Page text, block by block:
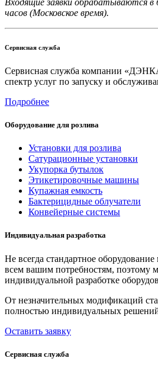
Входящие заявки обрабатываются в
часов (Московское время).
Сервисная служба
Сервисная служба компании
спектр услуг по запуску и
Подробнее
Оборудование для розлива
Установки для розлива
Сатурационные установки
Укупорка бутылок
Этикетировочные машины
Купажная емкость
Бактерицидные облучатели
Конвейерные системы
Индивидуальная разработка
Не всегда стандартное оборудование
всем вашим потребностям, поэтому
индивидуальной разработке
От незначительных модификаций
полностью индивидуальных
Оставить заявку
Сервисная служба